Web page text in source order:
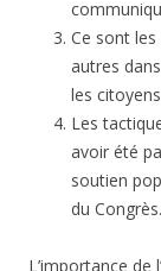
Ce sont
autres
les
Les
avoir été
soutien
du Congrès.
L’importance de